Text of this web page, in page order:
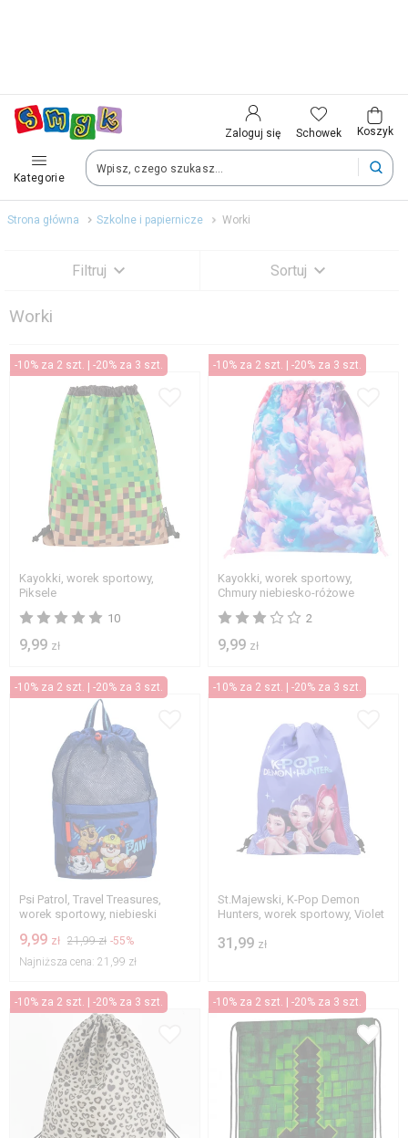
Zaloguj się Schowek Koszyk
Kategorie
Polska (Poland)
Twoje zamówienia dostarczymy na teren wybranego kraju.
Polski
Po zmianie kraju część produktów może zostać usunięta z
Strona główna Szkolne i papiernicze Worki
Filtruj
Worki
Sortuj
-10% za 2 szt. | -20% za 3 szt.
Kayokki, worek sportowy,
Piksele
10
9,99 zł
-10% za 2 szt. | -20% za 3 szt.
Kayokki, worek sportowy,
Chmury niebiesko-różowe
2
9,99 zł
-10% za 2 szt. | -20% za 3 szt.
Psi Patrol, Travel Treasures,
worek sportowy, niebieski
9,99 zł 21,99 zł -55%
Najniższa cena: 21,99 zł
-10% za 2 szt. | -20% za 3 szt.
St.Majewski, K-Pop Demon
Hunters, worek sportowy, Violet
31,99 zł
-10% za 2 szt. | -20% za 3 szt. -10% za 2 szt. | -20% za 3 szt.